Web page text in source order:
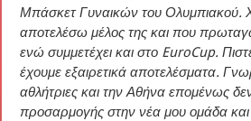
Μπάσκετ Γυναικών του Ολυμπιακού.
αποτελέσω μέλος της και που
ενώ συμμετέχει και στο EuroCup.
έχουμε εξαιρετικά αποτελέσματα.
αθλήτριες και την Αθήνα επομένως
προσαρμογής στην νέα μου ομάδα